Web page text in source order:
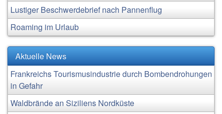
Lustiger Beschwerdebrief nach Pannenflug
Roaming im Urlaub
Aktuelle News
Frankreichs Tourismusindustrie durch Bombendrohungen
in Gefahr
Waldbrände an Siziliens Nordküste